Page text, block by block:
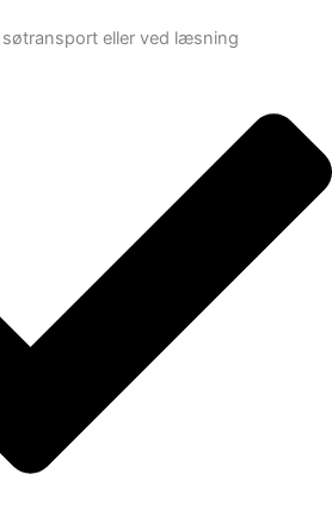
eller ved læsning